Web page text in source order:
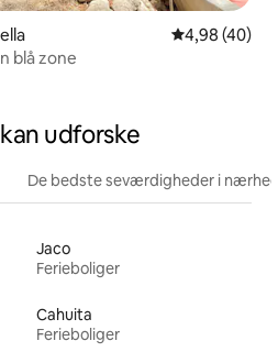
4,98 ud af 5 i
4,98 (40)
blå zone
udforske
De bedste seværdigheder i
Jaco
Ferieboliger
Cahuita
Ferieboliger